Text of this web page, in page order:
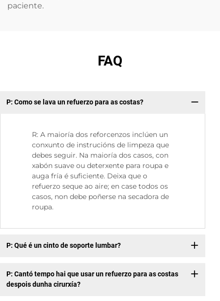
paciente.
FAQ
P: Como se lava un refuerzo para as costas?
R: A maioría dos reforcenzos inclúen un
conxunto de instrucións de limpeza que
debes seguir. Na maioría dos casos, con
xabón suave ou deterxente para roupa e
auga fría é suficiente. Deixa que o
refuerzo seque ao aire; en case todos os
casos, non debe poñerse na secadora de
roupa.
P: Qué é un cinto de soporte lumbar?
P: Cantó tempo hai que usar un refuerzo para as costas
despois dunha cirurxía?